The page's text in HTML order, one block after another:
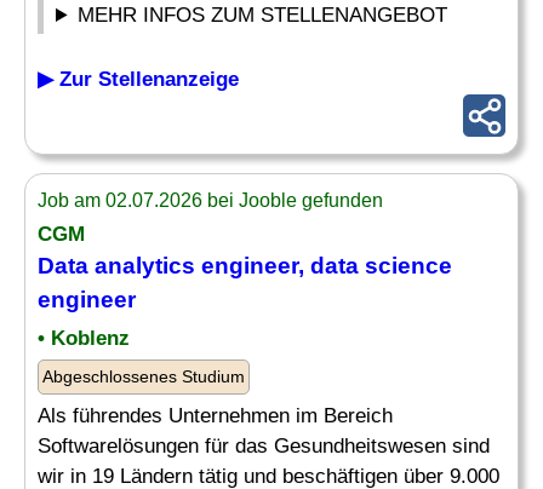
MEHR INFOS ZUM STELLENANGEBOT
▶ Zur Stellenanzeige
Job am 02.07.2026 bei Jooble gefunden
CGM
Data analytics engineer, data science
engineer
• Koblenz
Abgeschlossenes Studium
Als führendes Unternehmen im Bereich
Softwarelösungen für das Gesundheitswesen sind
wir in 19 Ländern tätig und beschäftigen über 9.000